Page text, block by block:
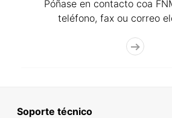
Póñase en contacto coa
teléfono, fax ou correo
Soporte técnico